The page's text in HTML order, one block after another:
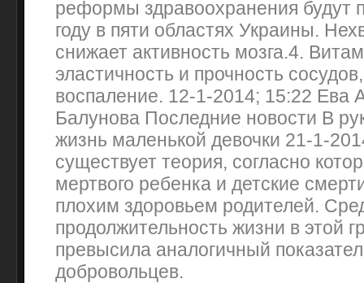
реформы здравоохранения будут
году в пяти областях Украины.
снижает активность мозга.4.
эластичность и прочность
воспаление. 12-1-2014; 15:22 Ева
Балуновa Последние новости В
жизнь маленькой девочки 21-1-
существует теория, согласно
мертвого ребенка и детские
плохим здоровьем родителей.
продолжительность жизни в этой
превысила аналогичный
добровольцев.